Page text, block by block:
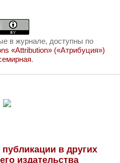
в журнале, доступны по
«Attribution» («Атрибуция»)
.
в других
издательства